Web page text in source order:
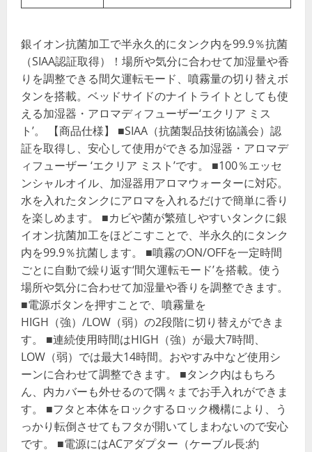
銀イオン抗菌加工で半永久的にタンク内を99.9％抗菌
（SIAA認証取得）！場所や気分に合わせて加湿量や香
りを調整できる間欠運転モード、噴霧量の切り替えボ
タンを搭載。ベッドサイドのナイトライトとしても使
える加湿器・アロマディフューザー‘エクリア ミス
ト’。 【商品仕様】 ■SIAA（抗菌製品技術協議会）認
証を取得し、安心して使用ができる加湿器・アロマデ
ィフューザー ‘エクリア ミスト’です。 ■100％エッセ
ンシャルオイル、加湿器用アロマウォーターに対応。
水を入れたタンクにアロマを入れるだけで簡単に香り
を楽しめます。 ■カビや菌が繁殖しやすいタンクに銀
イオン抗菌加工をほどこすことで、半永久的にタンク
内を99.9％抗菌します。 ■噴霧のON/OFFを一定時間
ごとに自動で繰り返す‘間欠運転モード’を搭載。使う
場所や気分に合わせて加湿量や香りを調整できます。
■電源ボタンを押すことで、噴霧量を
HIGH（強）/LOW（弱）の2段階に切り替えができま
す。 ■連続使用時間はHIGH（強）が最大7時間、
LOW（弱）では最大14時間。おやすみ中など使用シ
ーンに合わせて調整できます。 ■タンク内はもちろ
ん、内カバーも外せるので隅々までお手入れができま
す。 ■フタと本体をロックするロック機構により、う
っかり転倒させてもフタが開いてしまわないので安心
です。 ■電源にはACアダプター（ケーブル長:約